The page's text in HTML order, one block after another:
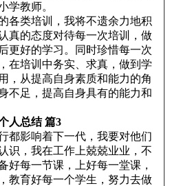
学教师。
各类培训，我将不遗余力地积
真的态度对待每一次培训，做
更好的学习。同时珍惜每一次
在培训中务实、求真，做到学
，从提高自身素质和能力的角
不足，提高自身具有的能力和
人总结 篇3
都影响着下一代，我要对他们
识，我在工作上兢兢业业，不
好每一节课，上好每一堂课，
教育好每一个学生，努力去做